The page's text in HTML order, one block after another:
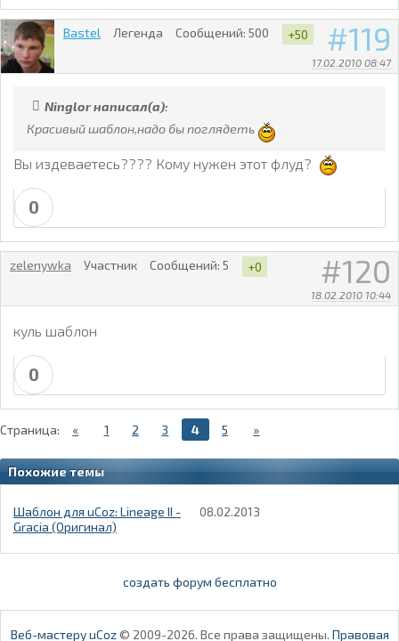
119
17.02.2010 08:47
Bastel Легенда Сообщений: 500 +50
Ninglor написал(а):
Красивый шаблон,надо бы поглядеть
Вы издеваетесь???? Кому нужен этот флуд?
0
120
18.02.2010 10:44
zelenywka Участник Сообщений: 5 +0
куль шаблон
0
Страница: « 1 2 3 4 5 »
Похожие темы
Шаблон для uCoz: Lineage II -
Gracia (Оригинал)
08.02.2013
создать форум бесплатно
Веб-мастеру uCoz© 2009-2026. Все права защищены. Правовая